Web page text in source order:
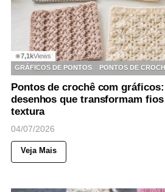
◉7,1kViews
GRÁFICOS DE PONTOS
PONTOS DE
Pontos de crochê com
desenhos que transformam
textura
04/07/2026
Veja Mais